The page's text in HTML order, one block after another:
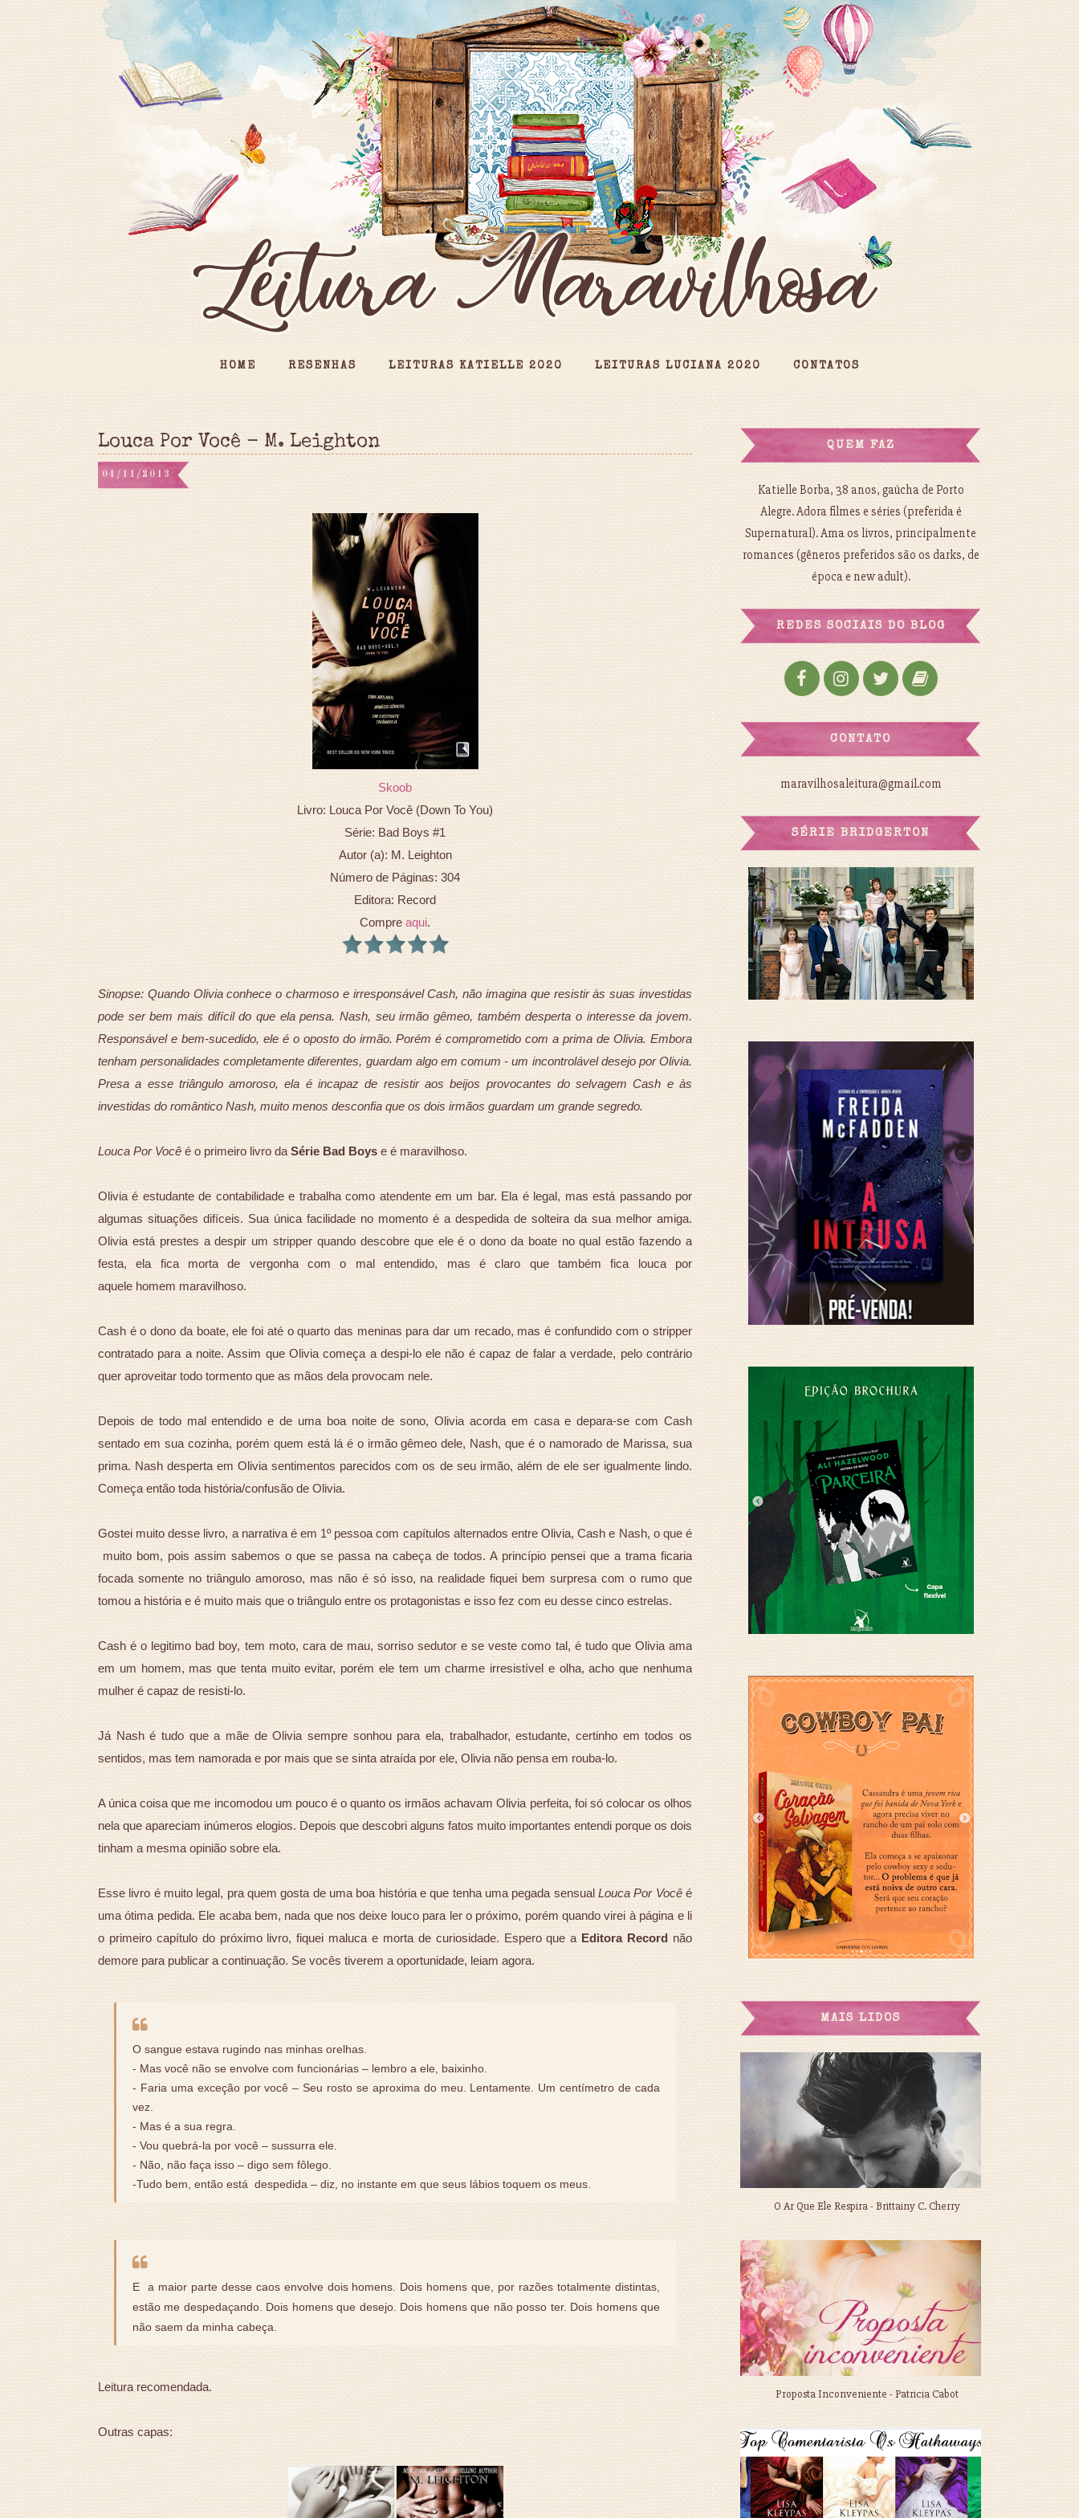
HOME RESENHAS LEITURAS KATIELLE 2020 LEITURAS LUCIANA 2020 CONTATOS
Louca Por Você - M. Leighton
04/11/2013
Skoob
Livro: Louca Por Você (Down To You)
Série: Bad Boys #1
Autor (a): M. Leighton
Número de Páginas: 304
Editora: Record
Compre aqui.
Sinopse: Quando Olivia conhece o charmoso e irresponsável Cash, não imagina que resistir às suas investidas
pode ser bem mais difícil do que ela pensa. Nash, seu irmão gêmeo, também desperta o interesse da jovem.
Responsável e bem-sucedido, ele é o oposto do irmão. Porém é comprometido com a prima de Olivia. Embora
tenham personalidades completamente diferentes, guardam algo em comum - um incontrolável desejo por Olivia.
Presa a esse triângulo amoroso, ela é incapaz de resistir aos beijos provocantes do selvagem Cash e às
investidas do romântico Nash, muito menos desconfia que os dois irmãos guardam um grande segredo.
Louca Por Você é o primeiro livro daSérie Bad Boys e é maravilhoso.
Olivia é estudante de contabilidade e trabalha como atendente em um bar. Ela é legal, mas está passando por
algumas situações difíceis. Sua única facilidade no momento é a despedida de solteira da sua melhor amiga.
Olivia está prestes a despir um stripper quando descobre que ele é o dono da boate no qual estão fazendo a
festa, ela fica morta de vergonha com o mal entendido, mas é claro que também fica louca por
aquelehomem maravilhoso.
Cash é o dono da boate, ele foi até o quarto das meninas para dar um recado, mas é confundido com o stripper
contratado para a noite. Assim que Olivia começa a despi-lo ele não é capaz de falar a verdade, pelo contrário
quer aproveitar todo tormento que as mãos dela provocam nele.
Depois de todo mal entendido e de uma boa noite de sono, Olivia acorda em casa e depara-se com Cash
sentado em sua cozinha, porém quem está lá é o irmão gêmeo dele, Nash, que é o namorado de Marissa, sua
prima. Nash desperta em Olivia sentimentos parecidos com os de seu irmão, além de ele ser igualmente lindo.
Começa então toda história/confusão de Olivia.
Gostei muito desse livro, a narrativa é em 1º pessoa com capítulos alternados entre Olivia, Cash e Nash, o que é
muito bom, pois assim sabemos o que se passa na cabeça de todos. A princípio pensei que a trama ficaria
focada somente no triângulo amoroso, mas não é só isso, na realidade fiquei bem surpresa com o rumo que
tomou a história e é muito mais que o triângulo entre os protagonistas e isso fez com eu desse cinco estrelas.
Cash é o legitimo bad boy, tem moto, cara de mau, sorriso sedutor e se veste como tal, é tudo que Olivia ama
em um homem, mas que tenta muito evitar, porém ele tem um charme irresistível e olha, acho que nenhuma
mulher é capaz de resisti-lo.
Já Nash é tudo que a mãe de Olivia sempre sonhou para ela, trabalhador, estudante, certinho em todos os
sentidos, mas tem namorada e por mais que se sinta atraída por ele, Olivia não pensa em rouba-lo.
A única coisa que me incomodou um pouco é o quanto os irmãos achavam Olivia perfeita, foi só colocar os olhos
nela que apareciam inúmeros elogios. Depois que descobri alguns fatos muito importantes entendi porque os dois
tinham a mesma opinião sobre ela.
Esse livro é muito legal, pra quem gosta de uma boa história e que tenha uma pegada sensual Louca Por Vocêé
uma ótima pedida. Ele acaba bem, nada que nos deixe louco para ler o próximo, porém quando virei à página e li
o primeiro capítulo do próximo livro, fiquei maluca e morta de curiosidade. Espero que aEditora Record não
demore para publicar a continuação. Se vocês tiverem a oportunidade, leiam agora.
O sangue estava rugindo nas minhas orelhas.
- Mas você não se envolve com funcionárias – lembro a ele, baixinho.
- Faria uma exceção por você – Seu rosto se aproxima do meu. Lentamente. Um centímetro de cada
vez.
- Mas é a sua regra.
- Vou quebrá-la por você – sussurra ele.
- Não, não faça isso – digo sem fôlego.
-Tudo bem, então está despedida – diz, no instante em que seus lábios toquem os meus.
E a maior parte desse caos envolve dois homens. Dois homens que, por razões totalmente distintas,
estão me despedaçando. Dois homens que desejo. Dois homens que não posso ter. Dois homens que
não saem da minha cabeça.
Leitura recomendada.
Outras capas:
QUEM FAZ
Katielle Borba, 38 anos, gaúcha de Porto
Alegre. Adora filmes e séries (preferida é
Supernatural). Ama os livros, principalmente
romances (gêneros preferidos são os darks, de
época e new adult).
REDES SOCIAIS DO BLOG
CONTATO
maravilhosaleitura@gmail.com
SÉRIE BRIDGERTON
MAIS LIDOS
O Ar Que Ele Respira - Brittainy C. Cherry
Proposta Inconveniente - Patricia Cabot